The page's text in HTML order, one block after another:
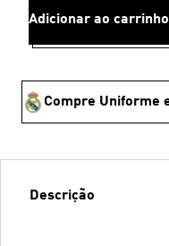
Adicionar ao carrinho
Descrição